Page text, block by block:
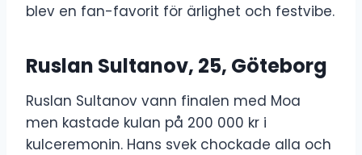
blev en fan-favorit för ärlighet och festvibe.
Ruslan Sultanov, 25, Göteborg
Ruslan Sultanov vann finalen med Moa
men kastade kulan på 200 000 kr i
kulceremonin. Hans svek chockade alla och